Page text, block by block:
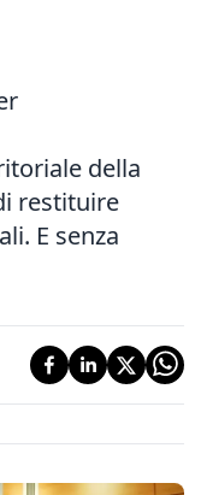
della
restituire
E senza